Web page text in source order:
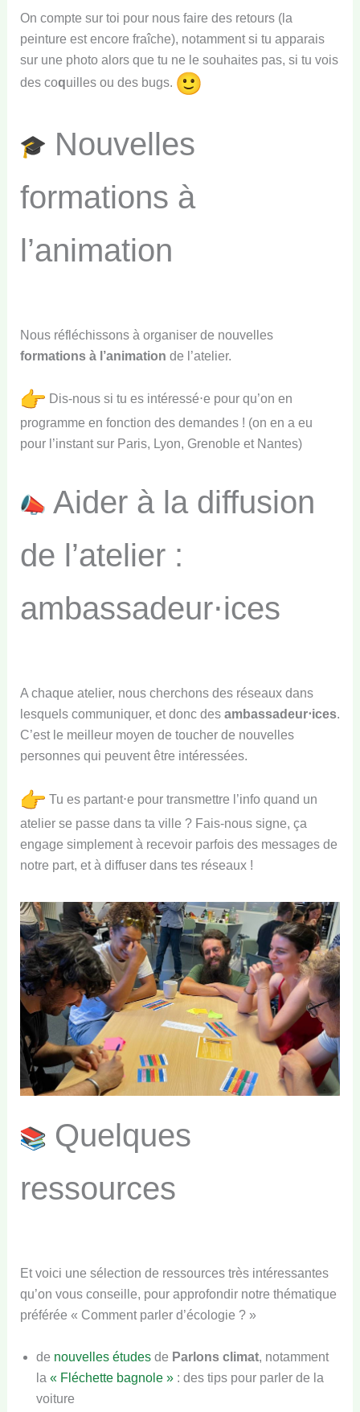
On compte sur toi pour nous faire des retours (la
peinture est encore fraîche), notamment si tu apparais
sur une photo alors que tu ne le souhaites pas, si tu vois
des coquilles ou des bugs.
Nouvelles
formations à
l’animation
Nous réfléchissons à organiser de nouvelles
formations à l’animation de l’atelier.
Dis-nous si tu es intéressé⋅e pour qu’on en
programme en fonction des demandes ! (on en a eu
pour l’instant sur Paris, Lyon, Grenoble et Nantes)
Aider à la diffusion
de l’atelier :
ambassadeur⋅ices
A chaque atelier, nous cherchons des réseaux dans
lesquels communiquer, et donc des ambassadeur⋅ices.
C’est le meilleur moyen de toucher de nouvelles
personnes qui peuvent être intéressées.
Tu es partant⋅e pour transmettre l’info quand un
atelier se passe dans ta ville ? Fais-nous signe, ça
engage simplement à recevoir parfois des messages de
notre part, et à diffuser dans tes réseaux !
Quelques
ressources
Et voici une sélection de ressources très intéressantes
qu’on vous conseille, pour approfondir notre thématique
préférée « Comment parler d’écologie ? »
de nouvelles étudesde Parlons climat, notamment
la « Fléchette bagnole »: des tips pour parler de la
voiture